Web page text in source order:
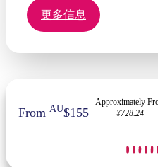
更多信息
FromAU$155
Approximately
¥728.24